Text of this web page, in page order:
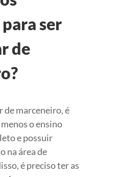
ser
de
de marceneiro, é
o ensino
e possuir
na área de
é preciso ter as